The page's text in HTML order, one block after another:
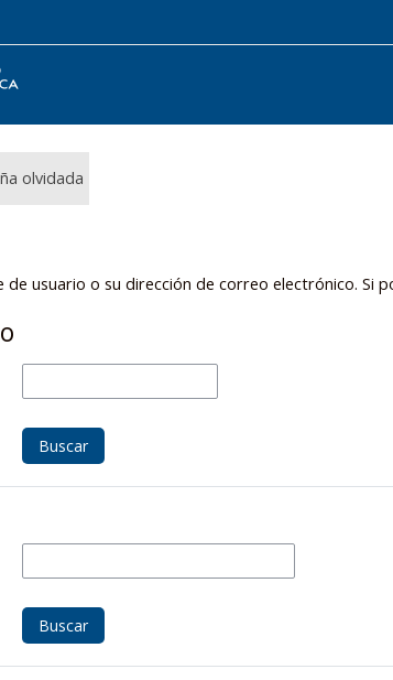
olvidada
usuario o su dirección de correo electrónico.